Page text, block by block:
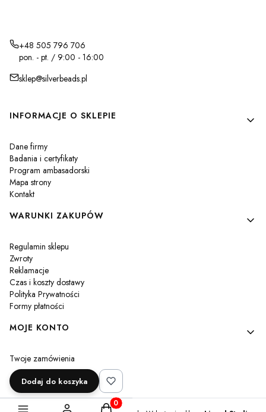
+48 505 796 706
pon. - pt. / 9:00 - 16:00
sklep@silverbeads.pl
Linki w stopce
INFORMACJE O SKLEPIE
Dane firmy
Badania i certyfikaty
Program ambasadorski
Mapa strony
Kontakt
WARUNKI ZAKUPÓW
Regulamin sklepu
Zwroty
Reklamacje
Czas i koszty dostawy
Polityka Prywatności
Formy płatności
MOJE KONTO
Twoje zamówienia
Ustawienia konta
Przechowalnia
Dodaj do koszyka